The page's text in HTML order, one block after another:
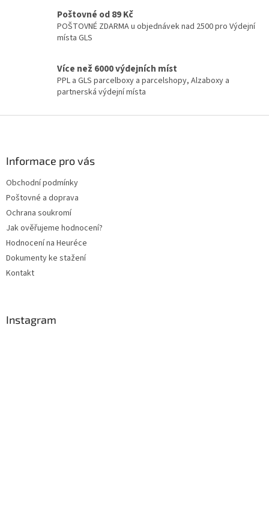
v
s
u
Poštovné od 89 Kč
POŠTOVNÉ ZDARMA u objednávek nad 2500 pro Výdejní
místa GLS
Více než 6000 výdejních míst
PPL a GLS parcelboxy a parcelshopy, Alzaboxy a
partnerská výdejní místa
Informace pro vás
Obchodní podmínky
Poštovné a doprava
Ochrana soukromí
Jak ověřujeme hodnocení?
Hodnocení na Heuréce
Dokumenty ke stažení
Kontakt
Instagram